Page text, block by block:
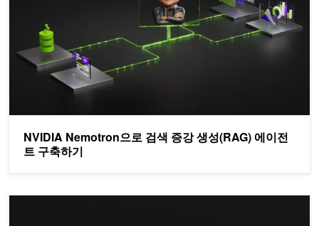
NVIDIA Nemotron으로 검색 증강 생성(RAG) 에이전
트 구축하기
OpenRouter에서 NVIDIA Nemotron으로 보고서 생성 AI 에이전트